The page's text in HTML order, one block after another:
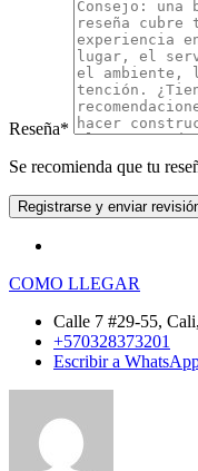
Reseña*
Se recomienda que tu
COMO LLEGAR
Calle 7 #29-55,
+570328373201
Escribir a